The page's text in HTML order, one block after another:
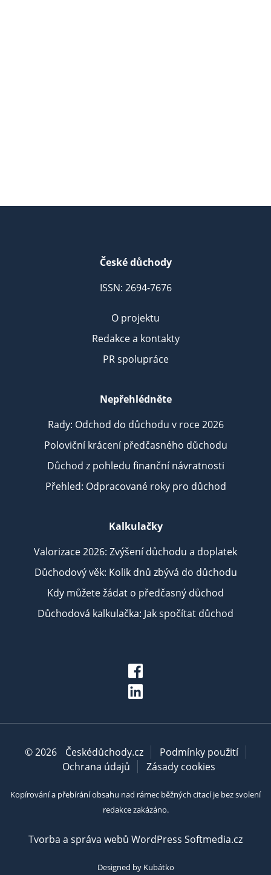
České důchody
ISSN: 2694-7676
O projektu
Redakce a kontakty
PR spolupráce
Nepřehlédněte
Rady: Odchod do důchodu v roce 2026
Poloviční krácení předčasného důchodu
Důchod z pohledu finanční návratnosti
Přehled: Odpracované roky pro důchod
Kalkulačky
Valorizace 2026: Zvýšení důchodu a doplatek
Důchodový věk: Kolik dnů zbývá do důchodu
Kdy můžete žádat o předčasný důchod
Důchodová kalkulačka: Jak spočítat důchod
© 2026 Českédůchody.cz
Podmínky použití
Ochrana údajů
Zásady cookies
Kopírování a přebírání obsahu nad rámec běžných citací je bez svolení
redakce zakázáno.
Tvorba a správa webů WordPress Softmedia.cz
Designed by Kubátko